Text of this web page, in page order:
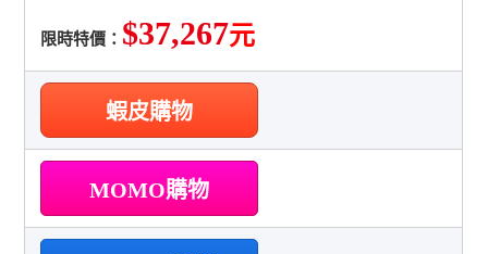
限時特價： $37,267元
蝦皮購物
MOMO購物